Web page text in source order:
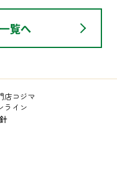
覧へ
店コジマ
ライン